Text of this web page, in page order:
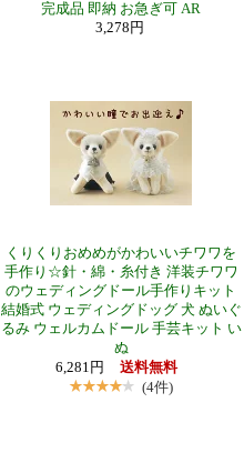
完成品 即納 お急ぎ可 AR
3,278円
くりくりおめめがかわいいチワワを
手作り☆針・綿・糸付き 洋装チワワ
のウェディングドール手作りキット
結婚式 ウェディングドッグ 犬 ぬいぐ
るみ ウェルカムドール 手芸キット い
ぬ
6,281円
送料無料
(4件)